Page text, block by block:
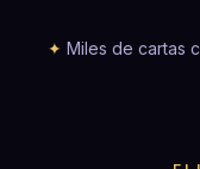
✦ Miles de cartas